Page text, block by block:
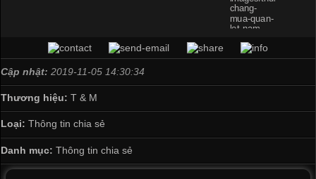
Cập nhật: 2019-11-05 14:30:34
Thương hiệu: T & M
Loại: Thông tin chia sẻ
Danh mục: Thông tin chia sẻ